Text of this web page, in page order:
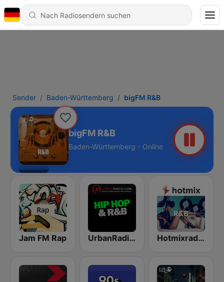
Sender Baden-Württemberg bigFM R&B
bigFM R&B
Baden-Württemberg - Online
Jam FM Rap UrbanRadio - Hip Hop & RnB Hotmixradio R&B